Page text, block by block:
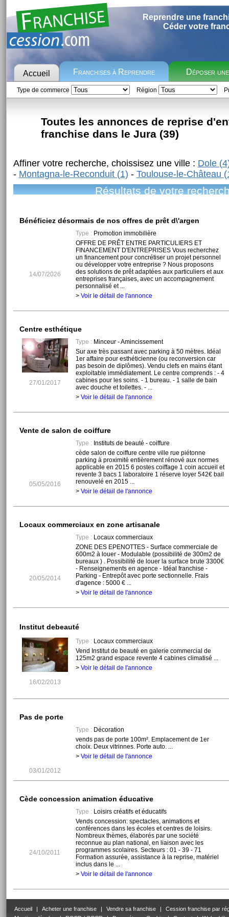
Reprendre une
Céder votre
Accueil Franchises à Reprendre Déposer
Type de commerce Région
Toutes les annonces de reprise
franchise dans le Jura (39)
Affiner votre recherche, choissisez une ville : Dole
- Montagna-le-Reconduit (1) - Toulouse-le-Château
Résultats de votre
Bénéficiez désormais de nos offres de prêt d\'argen
14/07/2026
Type :Promotion immobilière
OFFRE DE PRÊT ENTRE PARTICULIERS ET
FINANCEMENT D'ENTREPRISES Vous recherchez
un financement pour concrétiser un projet personnel
ou développer votre entreprise ? Nous proposons
des solutions de prêt adaptées aux particuliers et aux
entreprises françaises, avec un accompagnement
personnalisé et ...
> Voir le détail de l'annonce
Centre esthétique
27/01/2017
Type :Minceur - Amincissement
Sur axe très passant avec parking à 50 mètres. Idéal
1er affaire pour esthéticienne (ou reconversion car
pas besoin de diplômes). Vendu clefs en mains étant
exploitable immédiatement. Le centre comprends : - 4
cabines pour les soins. - 1 bureau. - 1 salle de bain
avec douche et toilettes. - ...
> Voir le détail de l'annonce
Vente de salon de coiffure
05/05/2016
Type :Instituts de beauté - coiffure
cède salon de coiffure centre ville rue piétonne
parking à proximité entièrement rénové aux normes
applicable en 2015 6 postes coiffage 1 coin accueil et
revente 3 bacs 1 laboratoire 1 réserve loyer 542€ bail
renouvelé en 2015 ...
> Voir le détail de l'annonce
Locaux commerciaux en zone artisanale
20/05/2014
Type :Locaux commerciaux
ZONE DES EPENOTTES - Surface commerciale de
600m2 à louer - Modulable (possibilité de 300m2 de
bureaux ) . Possibilité de louer la surface brute 3300€
- Renseignements en agence - Idéal franchise -
Parking - Entrepôt avec porte sectionnelle. Frais
d'agence : 5000 € ...
> Voir le détail de l'annonce
Institut debeauté
16/02/2013
Type :Locaux commerciaux
Vend Institut de beauté en galerie commercial de
125m2 grand espace revente 4 cabines climatisé ...
> Voir le détail de l'annonce
Pas de porte
03/01/2012
Type :Décoration
vends pas de porte 100m². Emplacement de 1er
choix. Deux vitrinnes. Porte auto. ...
> Voir le détail de l'annonce
Cède concession animation éducative
24/10/2011
Type :Loisirs créatifs et éducatifs
Vends concession: spectacles, animations et
conférences dans les écoles et centres de loisirs.
Nombreux thèmes, élaborés par une société
reconnue au plan national, en liaison avec les
programmes scolaires. Secteurs : 01 - 39 - 71
Formation assurée, assistance à la reprise, matériel
inclus dans le ...
> Voir le détail de l'annonce
Accueil Acheter une franchise Vendre sa franchise
Cession franchise par